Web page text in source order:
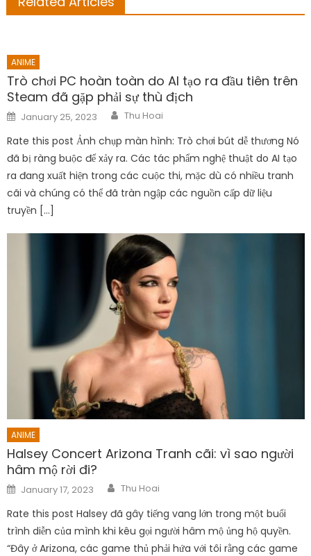
ANIME
Trò chơi PC hoàn toàn do AI tạo ra đầu tiên trên
Steam đã gặp phải sự thù địch
Posted
on
January 25, 2023 Author
Thu Hoai
Rate this post Ảnh chụp màn hình: Trò chơi bút dễ thương Nó
đã bị ràng buộc để xảy ra. Các tác phẩm nghệ thuật do AI tạo
ra đang xuất hiện trong các cuộc thi, mặc dù có nhiều tranh
cãi và chúng có thể đã tràn ngập các nguồn cấp dữ liệu
truyền […]
ANIME
Halsey Concert Arizona Tranh cãi: vì sao người
hâm mộ rời đi?
Posted
on
January 17, 2023 Author
Thu Hoai
Rate this post Halsey đã gây tiếng vang lớn trong một buổi
trình diễn của mình khi kêu gọi người hâm mộ ủng hộ quyền.
“Đây ở Arizona, các game thủ phải hứa với tôi rằng các game